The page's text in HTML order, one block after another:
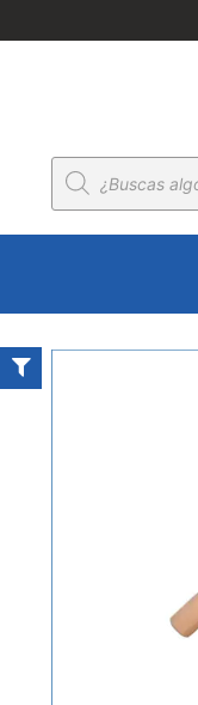
Búsqueda
de
productos